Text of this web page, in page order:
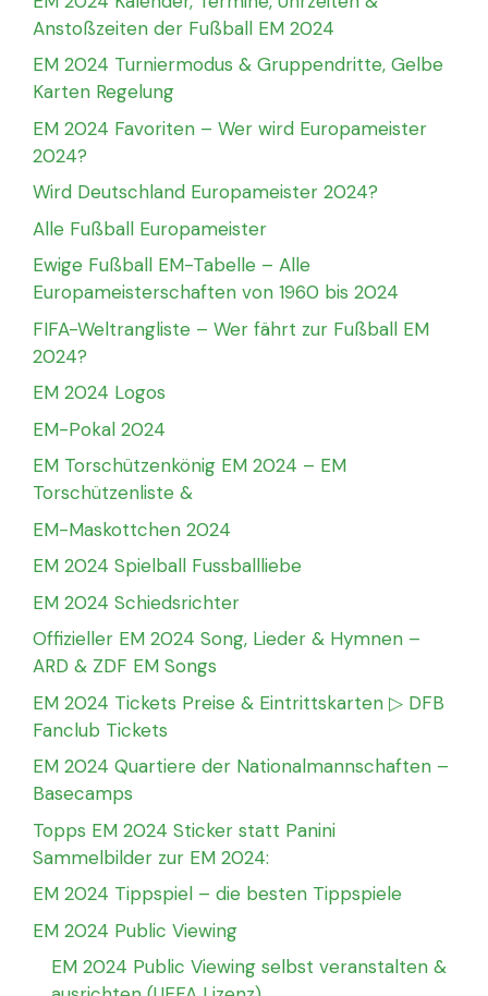
Anstoßzeiten der Fußball EM 2024
EM 2024 Turniermodus & Gruppendritte, Gelbe
Karten Regelung
EM 2024 Favoriten – Wer wird Europameister
2024?
Wird Deutschland Europameister 2024?
Alle Fußball Europameister
Ewige Fußball EM-Tabelle – Alle
Europameisterschaften von 1960 bis 2024
FIFA-Weltrangliste – Wer fährt zur Fußball EM
2024?
EM 2024 Logos
EM-Pokal 2024
EM Torschützenkönig EM 2024 – EM
Torschützenliste &
EM-Maskottchen 2024
EM 2024 Spielball Fussballliebe
EM 2024 Schiedsrichter
Offizieller EM 2024 Song, Lieder & Hymnen –
ARD & ZDF EM Songs
EM 2024 Tickets Preise & Eintrittskarten ▷ DFB
Fanclub Tickets
EM 2024 Quartiere der Nationalmannschaften –
Basecamps
Topps EM 2024 Sticker statt Panini
Sammelbilder zur EM 2024:
EM 2024 Tippspiel – die besten Tippspiele
EM 2024 Public Viewing
EM 2024 Public Viewing selbst veranstalten &